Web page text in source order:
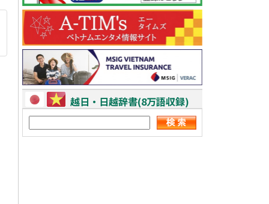
越日・日越辞書(8万語収録)